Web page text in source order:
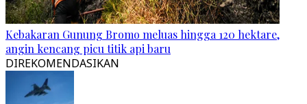
Kebakaran Gunung Bromo meluas hingga 120 hektare,
angin kencang picu titik api baru
DIREKOMENDASIKAN